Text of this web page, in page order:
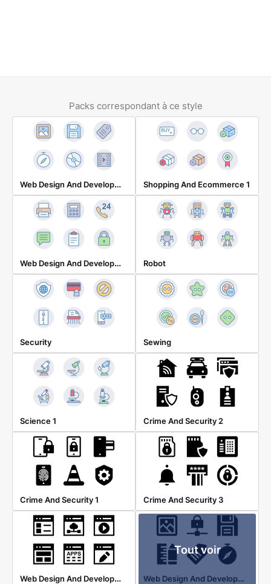
Packs correspondant à ce style
Web Design And Development 3 Shopping And Ecommerce 1
Web Design And Development 4 Robot
Security Sewing
Science 1 Crime And Security 2
Crime And Security 1 Crime And Security 3
Web Design And Development 2
Tout voir
Web Design And Development 3